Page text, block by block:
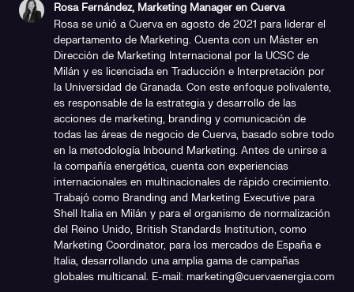
Rosa Fernández, Marketing Manager en Cuerva
Rosa se unió a Cuerva en agosto de 2021 para liderar el
departamento de Marketing. Cuenta con un Máster en
Dirección de Marketing Internacional por la UCSC de
Milán y es licenciada en Traducción e Interpretación por
la Universidad de Granada. Con este enfoque polivalente,
es responsable de la estrategia y desarrollo de las
acciones de marketing, branding y comunicación de
todas las áreas de negocio de Cuerva, basado sobre todo
en la metodología Inbound Marketing. Antes de unirse a
la compañía energética, cuenta con experiencias
internacionales en multinacionales de rápido crecimiento.
Trabajó como Branding and Marketing Executive para
Shell Italia en Milán y para el organismo de normalización
del Reino Unido, British Standards Institution, como
Marketing Coordinator, para los mercados de España e
Italia, desarrollando una amplia gama de campañas
globales multicanal. E-mail: marketing@cuervaenergia.com